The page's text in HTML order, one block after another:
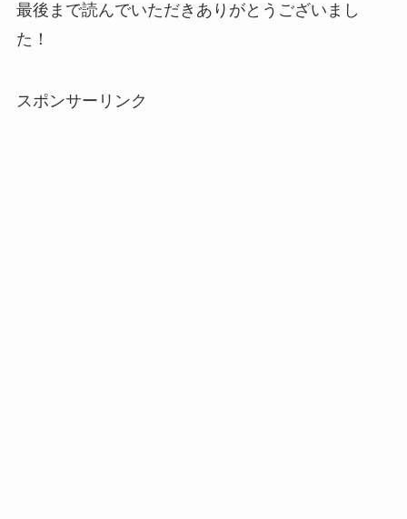
最後まで読んでいただきありがとうございまし
た！
スポンサーリンク